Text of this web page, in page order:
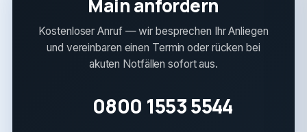
Main anfordern
Kostenloser Anruf — wir besprechen Ihr Anliegen
und vereinbaren einen Termin oder rücken bei
akuten Notfällen sofort aus.
0800 1553 5544